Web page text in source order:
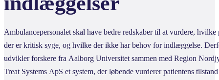
Ambulancepersonalet skal have bedre redskaber til at vurdere, hvilke
der er kritisk syge, og hvilke der ikke har behov for indlæggelse.
udvikler forskere fra Aalborg Universitet sammen med Region
Treat Systems ApS et system, der løbende vurderer patientens